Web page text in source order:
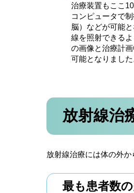
治療装置もここ
コンピュータで
脳）などが可能
線を照射できる
の画像と治療計
可能となりました
放射線治
放射線治療には体の外
最も患者数